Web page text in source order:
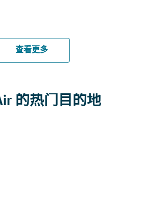
查看更多
的热门目的地